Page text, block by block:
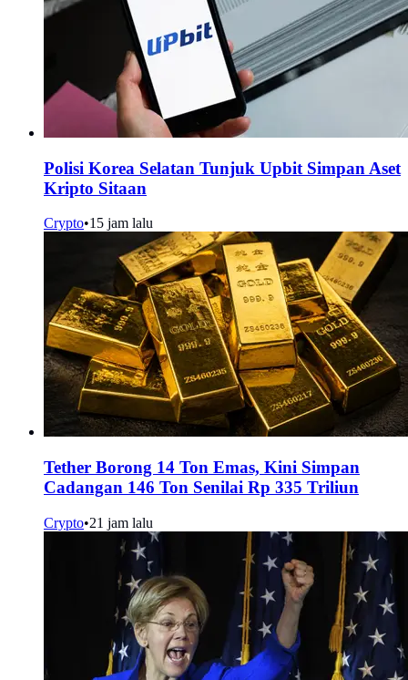
Polisi Korea Selatan Tunjuk Upbit Simpan Aset
Kripto Sitaan
Crypto•15 jam lalu
Tether Borong 14 Ton Emas, Kini Simpan
Cadangan 146 Ton Senilai Rp 335 Triliun
Crypto•21 jam lalu